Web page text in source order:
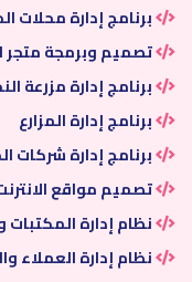
برنامج إدارة محلات
تصميم وبرمجة متجر
برنامج إدارة مزرعة
برنامج إدارة المزارع
برنامج إدارة شركات
تصميم مواقع
نظام إدارة المكتبات
نظام إدارة العملاء